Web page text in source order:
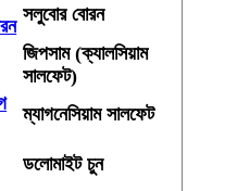
সলুবোর বোরন
জিপসাম (ক্যালসিয়াম
সালফেট)
ম্যাগনেসিয়াম সালফেট
ডলোমাইট চুন